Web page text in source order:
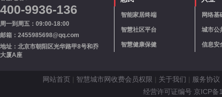
400-9936-136
周一到周五：09:00-18:00
邮箱：2455985698@qq.com
地址：北京市朝阳区光华路甲8号和乔
大厦A座
智能家居终端
智慧社区平台
智慧健康保健
网络基
城市公
信息安
网站首页 | 智慧城市网收费会员权限 | 关于我们 | 服务协议
经营许可证编号 京ICP